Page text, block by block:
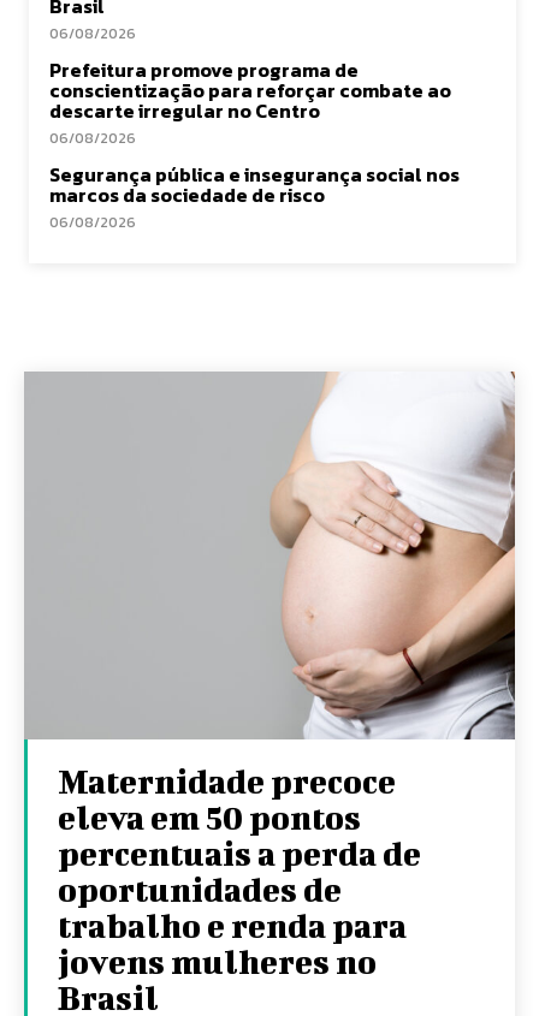
06/08/2026
Prefeitura promove programa de
conscientização para reforçar combate ao
descarte irregular no Centro
06/08/2026
Segurança pública e insegurança social nos
marcos da sociedade de risco
06/08/2026
Maternidade precoce
eleva em 50 pontos
percentuais a perda de
oportunidades de
trabalho e renda para
jovens mulheres no
Brasil